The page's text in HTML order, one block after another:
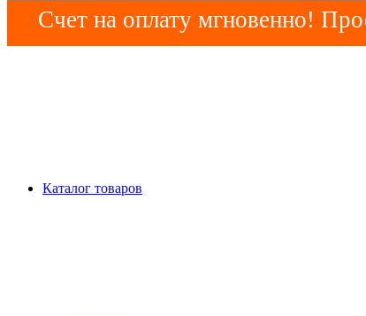
Счет на оплату мгновенно!
Каталог товаров